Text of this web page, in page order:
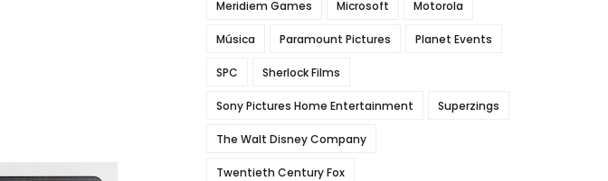
Meridiem Games Microsoft Motorola
Música Paramount Pictures Planet Events
SPC Sherlock Films
Sony Pictures Home Entertainment Superzings
The Walt Disney Company
Twentieth Century Fox